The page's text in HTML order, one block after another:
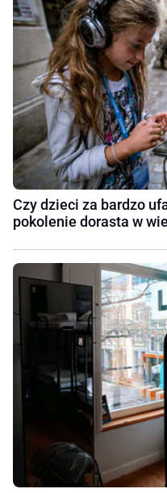
Czy dzieci za bardzo
pokolenie dorasta w